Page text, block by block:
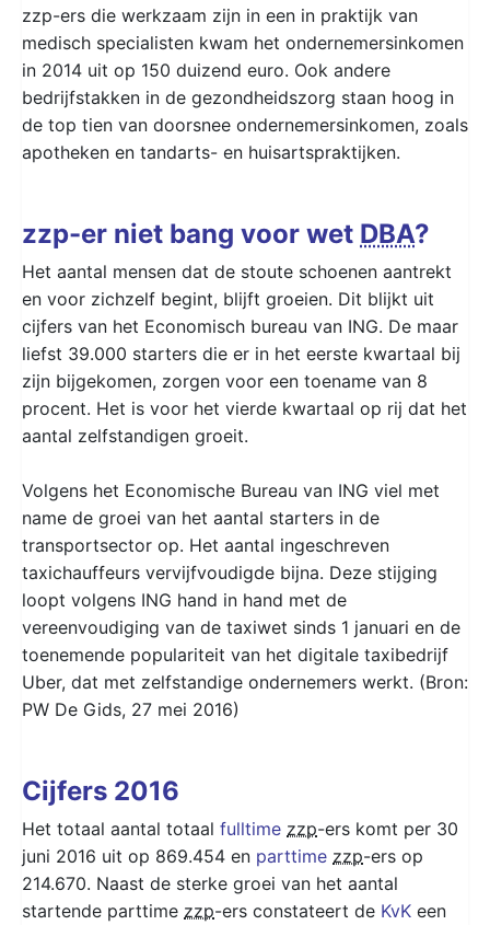
zzp-ers die werkzaam zijn in een in praktijk van
medisch specialisten kwam het ondernemersinkomen
in 2014 uit op 150 duizend euro. Ook andere
bedrijfstakken in de gezondheidszorg staan hoog in
de top tien van doorsnee ondernemersinkomen, zoals
apotheken en tandarts- en huisartspraktijken.
zzp-er niet bang voor wet DBA?
Het aantal mensen dat de stoute schoenen aantrekt
en voor zichzelf begint, blijft groeien. Dit blijkt uit
cijfers van het Economisch bureau van ING. De maar
liefst 39.000 starters die er in het eerste kwartaal bij
zijn bijgekomen, zorgen voor een toename van 8
procent. Het is voor het vierde kwartaal op rij dat het
aantal zelfstandigen groeit.
Volgens het Economische Bureau van ING viel met
name de groei van het aantal starters in de
transportsector op. Het aantal ingeschreven
taxichauffeurs vervijfvoudigde bijna. Deze stijging
loopt volgens ING hand in hand met de
vereenvoudiging van de taxiwet sinds 1 januari en de
toenemende populariteit van het digitale taxibedrijf
Uber, dat met zelfstandige ondernemers werkt. (Bron:
PW De Gids, 27 mei 2016)
Cijfers 2016
Het totaal aantal totaal fulltime zzp-ers komt per 30
juni 2016 uit op 869.454 en parttime zzp-ers op
214.670. Naast de sterke groei van het aantal
startende parttime zzp-ers constateert de KvK een